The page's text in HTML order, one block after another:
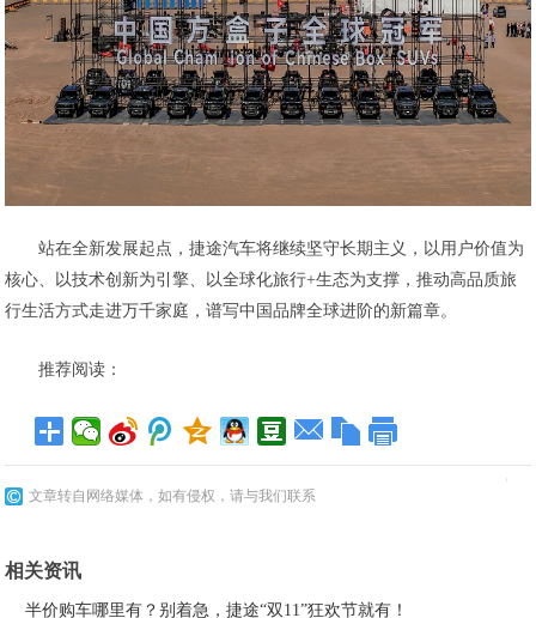
站在全新发展起点，捷途汽车将继续坚守长期主义，以用户价值为
核心、以技术创新为引擎、以全球化旅行+生态为支撑，推动高品质旅
行生活方式走进万千家庭，谱写中国品牌全球进阶的新篇章。
推荐阅读：
文章转自网络媒体，如有侵权，请与我们联系
相关资讯
半价购车哪里有？别着急，捷途“双11”狂欢节就有！